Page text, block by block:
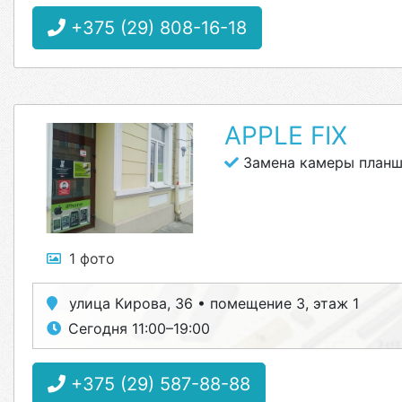
+375 (29) 808-16-18
1 фото
APPLE FIX
Замена камеры
улица Кирова, 36 • помещение 3, этаж 1
Сегодня 11:00–19:00
+375 (29) 587-88-88